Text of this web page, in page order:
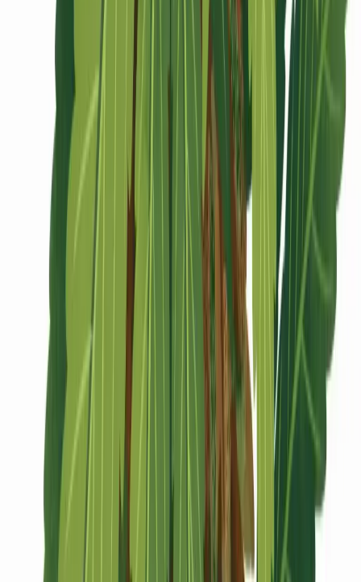
Cannabis Karte